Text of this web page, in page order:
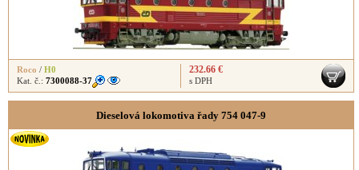
Roco / H0
Kat. č.: 7300088-37
232.66 €
s DPH
Dieselová lokomotiva řady 754 047-9